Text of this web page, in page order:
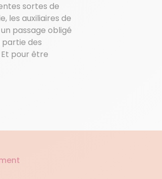
sortes de
les auxiliaires de
passage obligé
partie des
pour être